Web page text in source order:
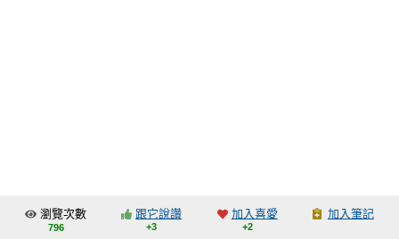
交流中心
瀏覽次數
796
跟它說讚
+3
加入喜愛
+2
加入筆記